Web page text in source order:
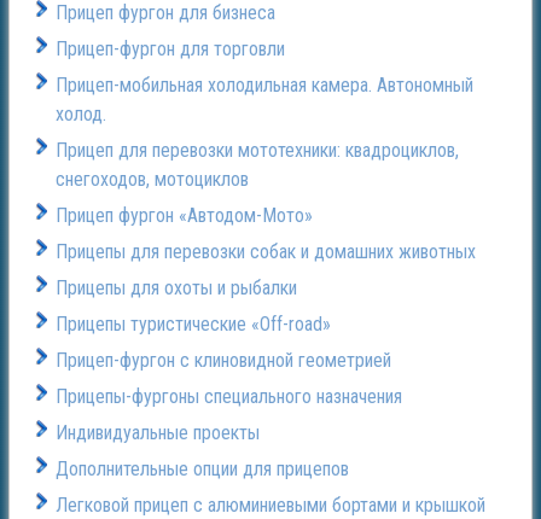
Прицеп фургон для бизнеса
Прицеп-фургон для торговли
Прицеп-мобильная холодильная камера. Автономный
холод.
Прицеп для перевозки мототехники: квадроциклов,
снегоходов, мотоциклов
Прицеп фургон «Автодом-Мото»
Прицепы для перевозки собак и домашних животных
Прицепы для охоты и рыбалки
Прицепы туристические «Off-road»
Прицеп-фургон с клиновидной геометрией
Прицепы-фургоны специального назначения
Индивидуальные проекты
Дополнительные опции для прицепов
Легковой прицеп с алюминиевыми бортами и крышкой